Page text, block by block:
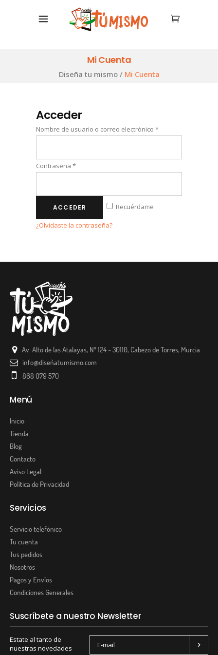
Mi Cuenta
Diseña tu mismo/ Mi Cuenta
Acceder
Nombre de usuario o correo electrónico *
Contraseña *
Recuérdame
¿Olvidaste la contraseña?
Av. Alto de las Atalayas, Nº 124 - 30110, Cabezo de Torres, Murcia
info@diseñatumismo.com
868 079 570
Menú
Inicio
Tienda
Blog
Contacto
Aviso Legal
Política de Privacidad
Servicios
Servicio telefónico
Tu cuenta
Tus pedidos
Nosotros
Pagos y Envíos
Condiciones Generales
Suscríbete a nuestro Newsletter
Estate al tanto de
nuestras novedades